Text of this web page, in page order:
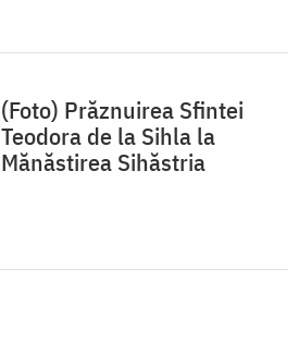
(Foto) Prăznuirea Sfintei
Teodora de la Sihla la
Mănăstirea Sihăstria